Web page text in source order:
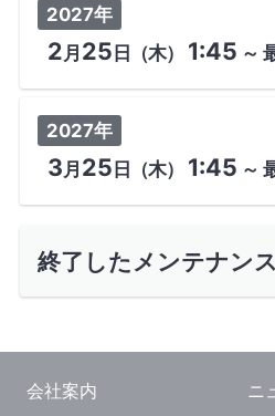
2027年
2月 25 日 （木） 1:45 ～
2027年
3月 25 日 （木） 1:45 ～
終了したメンテナンス
会社案内 ニ